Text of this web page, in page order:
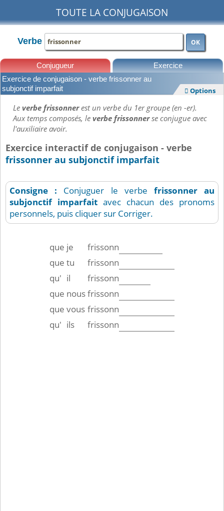
TOUTE LA CONJUGAISON
Verbe OK
Conjugueur Exercice
Leçons
Exercice de conjugaison - verbe frissonner au
subjonctif imparfait
 Options
Leverbe frissonnerest un verbe du 1er groupe (en -er).
Aux temps composés, leverbe frissonnerse conjugue avec
l'auxiliaire avoir.
Exercice interactif de conjugaison - verbe
frissonner au subjonctif imparfait
Consigne : Conjuguer le verbe frissonner au
subjonctif imparfait avec chacun des pronoms
personnels, puis cliquer sur Corriger.
que je
frissonn
que tu
frissonn
qu' il
frissonn
que nousfrissonn
que vous frissonn
qu' ils frissonn